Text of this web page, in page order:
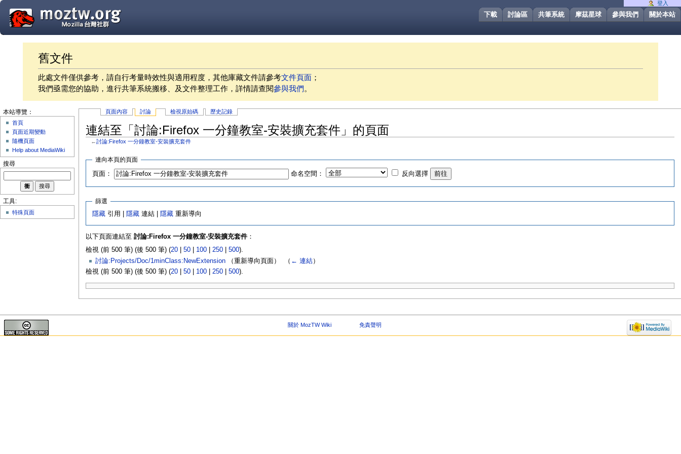
關於本站
參與我們
摩茲星球
共筆系統
討論區
下載
舊文件
此處文件僅供參考，請自行考量時效性與適用程度，其他庫藏文件請參考文件頁面 ；
我們亟需您的協助，進行共筆系統搬移、及文件整理工作，詳情請查閱參與我們。
頁面內容 討論 檢視原始碼 歷史記錄
連結至「討論:Firefox 一分鐘教室-安裝擴充套件」的頁面
←討論:Firefox 一分鐘教室-安裝擴充套件
連向本頁的頁面
頁面： 命名空間： 反向選擇
篩選
隱藏 引用 | 隱藏 連結 | 隱藏 重新導向
以下頁面連結至 討論:Firefox 一分鐘教室-安裝擴充套件：
檢視 (前 500 筆) (後 500 筆) (20| 50| 100| 250| 500).
討論:Projects/Doc/1minClass:NewExtension（重新導向頁面） ‎ （ ← 連結）
檢視 (前 500 筆) (後 500 筆) (20| 50| 100| 250| 500).
登入
本站導覽：
首頁
頁面近期變動
隨機頁面
Help about MediaWiki
搜尋
工具:
特殊頁面
關於 MozTW Wiki 免責聲明